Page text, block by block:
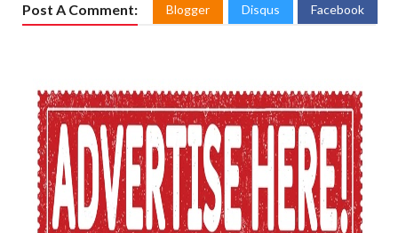
Post A Comment: Blogger Disqus Facebook